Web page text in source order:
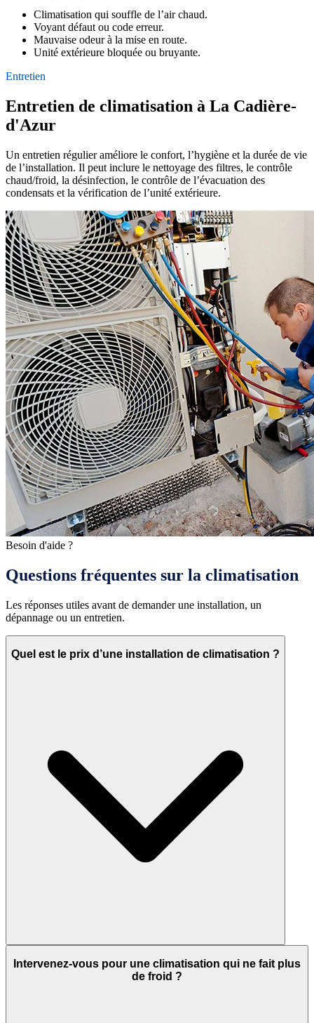
Climatisation qui souffle de l’air chaud.
Voyant défaut ou code erreur.
Mauvaise odeur à la mise en route.
Unité extérieure bloquée ou bruyante.
Entretien
Entretien de climatisation à La Cadière-
d'Azur
Un entretien régulier améliore le confort, l’hygiène et la durée de vie
de l’installation. Il peut inclure le nettoyage des filtres, le contrôle
chaud/froid, la désinfection, le contrôle de l’évacuation des
condensats et la vérification de l’unité extérieure.
Besoin d'aide ?
Questions fréquentes sur la climatisation
Les réponses utiles avant de demander une installation, un
dépannage ou un entretien.
Quel est le prix d’une installation de climatisation ?
Intervenez-vous pour une climatisation qui ne fait plus
de froid ?